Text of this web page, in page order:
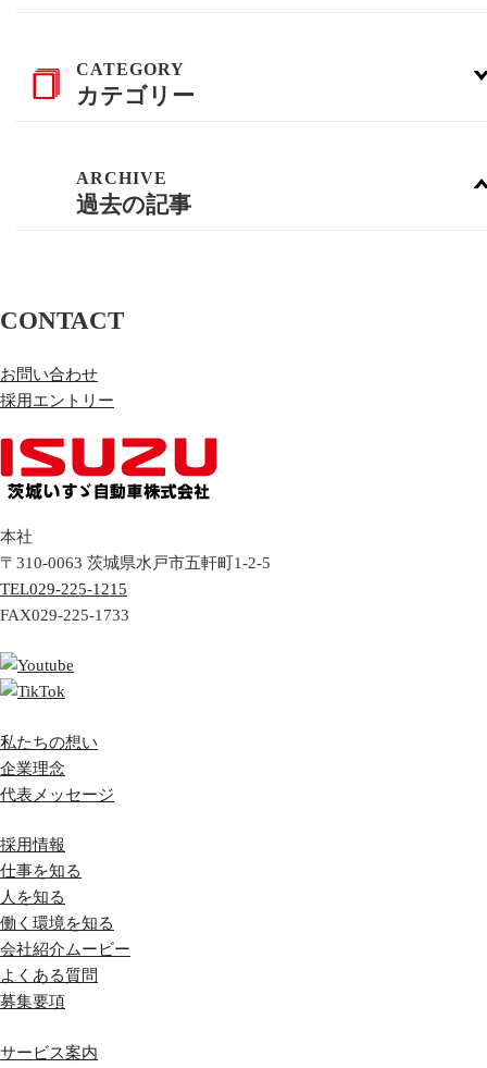
カテゴリー
過去の記事
CONTACT
お問い合わせ
採用エントリー
本社
〒310-0063 茨城県水戸市五軒町1-2-5
TEL029-225-1215
FAX029-225-1733
私たちの想い
企業理念
代表メッセージ
採用情報
仕事を知る
人を知る
働く環境を知る
会社紹介ムービー
よくある質問
募集要項
サービス案内